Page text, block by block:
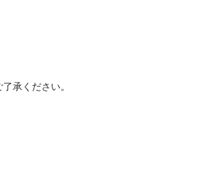
承ください。